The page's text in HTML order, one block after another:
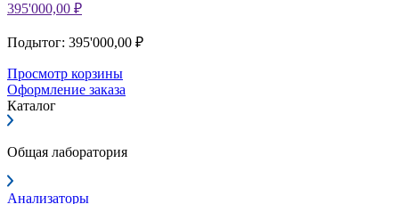
395'000,00 ₽
Подытог: 395'000,00 ₽
Просмотр корзины
Оформление заказа
Каталог
Общая лаборатория
Анализаторы